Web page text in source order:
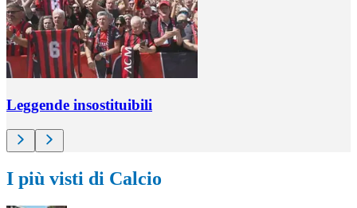
Leggende insostituibili
I più visti di Calcio